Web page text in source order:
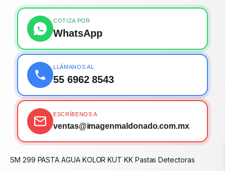
COTIZA POR
WhatsApp
LLÁMANOS AL
55 6962 8543
ESCRÍBENOS A
ventas@imagenmaldonado.com.mx
SM 299 PASTA AGUA KOLOR KUT KK Pastas Detectoras